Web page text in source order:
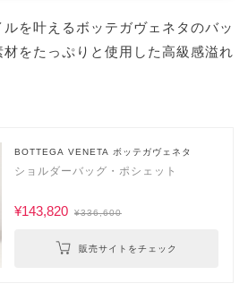
を叶えるボッテガヴェネタのバッ
をたっぷりと使用した高級感溢れ
BOTTEGA VENETA ボッテガヴェネタ
ショルダーバッグ・ポシェット
¥143,820 ¥336,600
販売サイトをチェック